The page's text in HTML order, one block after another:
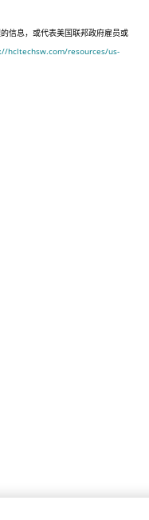
信息，或代表美国联邦政府雇员或
hcltechsw.com/resources/us-